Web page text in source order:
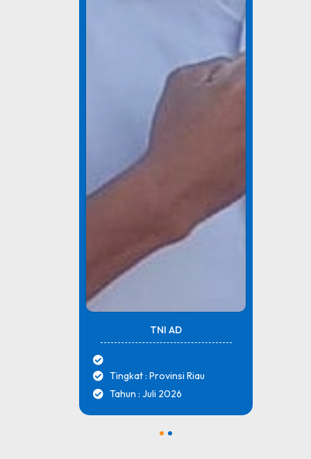
TNI AD
Tingkat : Provinsi Riau
Tahun : Juli 2026